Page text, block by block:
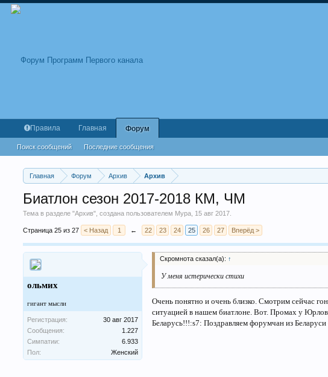
Главная Форум Архив Архив
Биатлон сезон 2017-2018 КМ, ЧМ
Тема в разделе "Архив", создана пользователем Мура 15 авг 2017
Страница 25 из 27 < Назад 1 ← 22 23 24 25 26 27 Вперёд >
ольмих
гигант мысли
Регистрация:
30 авг 2017
Сообщения:
1.227
Симпатии:
6.933
Пол:
Женский
Скромнота сказал(а): ↑
У меня истерически стихи
Очень понятно и очень близко. Смотрим сейчас
ситуацией в нашем биатлоне. Вот. Промах у
Беларусь!!!:s7: Поздравляем форумчан из
Правила Главная Форум
Поиск сообщений Последние сообщения